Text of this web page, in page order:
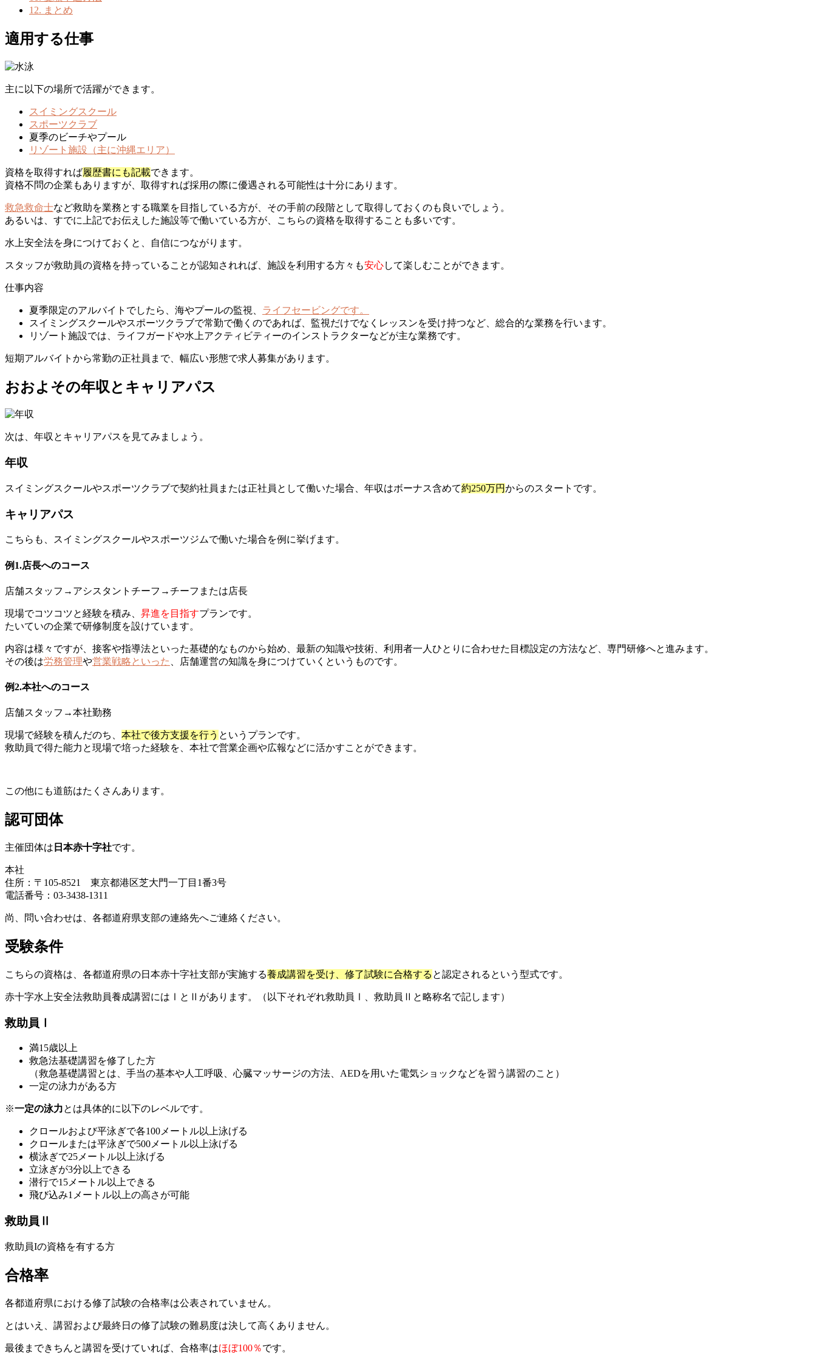
12. まとめ
適用する仕事
主に以下の場所で活躍ができます。
スイミングスクール
スポーツクラブ
夏季のビーチやプール
リゾート施設（主に沖縄エリア）
資格を取得すれば履歴書にも記載できます。
資格不問の企業もありますが、取得すれば採用の際に優遇される可能性は十分にあります。
救急救命士など救助を業務とする職業を目指している方が、その手前の段階として取得しておくのも良いでしょう。
あるいは、すでに上記でお伝えした施設等で働いている方が、こちらの資格を取得することも多いです。
水上安全法を身につけておくと、自信につながります。
スタッフが救助員の資格を持っていることが認知されれば、施設を利用する方々も安心して楽しむことができます。
仕事内容
夏季限定のアルバイトでしたら、海やプールの監視、 ライフセービングです。
スイミングスクールやスポーツクラブで常勤で働くのであれば、監視だけでなくレッスンを受け持つなど、総合的な業務を行います。
リゾート施設では、ライフガードや水上アクティビティーのインストラクターなどが主な業務です。
短期アルバイトから常勤の正社員まで、幅広い形態で求人募集があります。
おおよその年収とキャリアパス
次は、年収とキャリアパスを見てみましょう。
年収
スイミングスクールやスポーツクラブで契約社員または正社員として働いた場合、年収はボーナス含めて約250万円からのスタートです。
キャリアパス
こちらも、スイミングスクールやスポーツジムで働いた場合を例に挙げます。
例1.店長へのコース
店舗スタッフ→アシスタントチーフ→チーフまたは店長
現場でコツコツと経験を積み、 昇進を目指すプランです。
たいていの企業で研修制度を設けています。
内容は様々ですが、接客や指導法といった基礎的なものから始め、最新の知識や技術、利用者一人ひとりに合わせた目標設定の方法など、専門研修へと進みます。
その後は労務管理や営業戦略といった 、店舗運営の知識を身につけていくというものです。
例2.本社へのコース
店舗スタッフ→本社勤務
現場で経験を積んだのち、 本社で後方支援を行う というプランです。
救助員で得た能力と現場で培った経験を、本社で営業企画や広報などに活かすことができます。
この他にも道筋はたくさんあります。
認可団体
主催団体は 日本赤十字社です。
本社
住所：〒105-8521 東京都港区芝大門一丁目1番3号
電話番号：03-3438-1311
尚、問い合わせは、各都道府県支部の連絡先へご連絡ください。
受験条件
こちらの資格は、各都道府県の日本赤十字社支部が実施する養成講習を受け、修了試験に合格する と認定されるという型式です。
赤十字水上安全法救助員養成講習にはⅠとⅡがあります。（以下それぞれ救助員Ⅰ、救助員Ⅱと略称名で記します）
救助員Ⅰ
満15歳以上
救急法基礎講習を修了した方
（救急基礎講習とは、手当の基本や人工呼吸、心臓マッサージの方法、AEDを用いた電気ショックなどを習う講習のこと）
一定の泳力がある方
※一定の泳力とは具体的に以下のレベルです。
クロールおよび平泳ぎで各100メートル以上泳げる
クロールまたは平泳ぎで500メートル以上泳げる
横泳ぎで25メートル以上泳げる
立泳ぎが3分以上できる
潜行で15メートル以上できる
飛び込み1メートル以上の高さが可能
救助員Ⅱ
救助員Iの資格を有する方
合格率
各都道府県における修了試験の合格率は公表されていません。
とはいえ、講習および最終日の修了試験の難易度は決して高くありません。
最後まできちんと講習を受けていれば、合格率はほぼ100％です。